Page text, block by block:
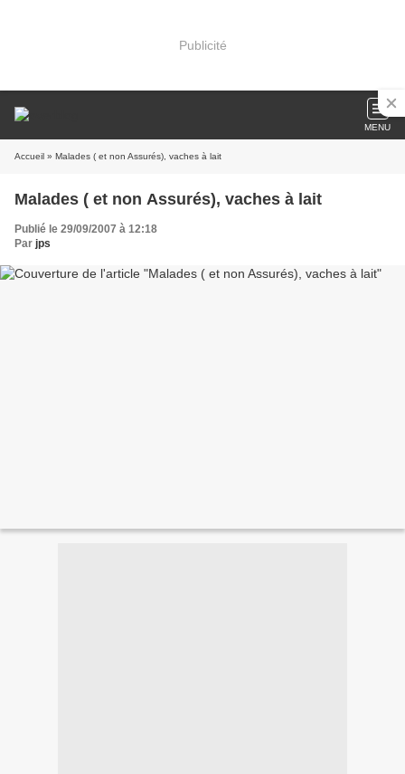
Publicité
MENU
Accueil » Malades ( et non Assurés), vaches à lait
Malades ( et non Assurés), vaches à lait
Publié le 29/09/2007 à 12:18
Par jps